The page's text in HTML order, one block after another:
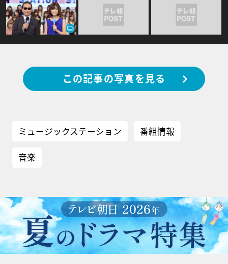
この記事の写真を見る
ミュージックステーション 番組情報
音楽